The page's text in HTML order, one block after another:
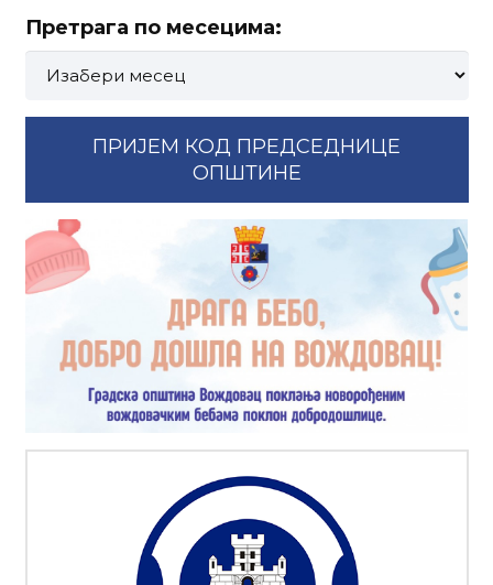
Претрага по месецима:
месецима:
ПРИЈЕМ КОД ПРЕДСЕДНИЦЕ
ОПШТИНЕ